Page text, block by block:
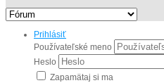
Prihlásiť
Používateľské meno
Heslo
Zapamätaj si ma